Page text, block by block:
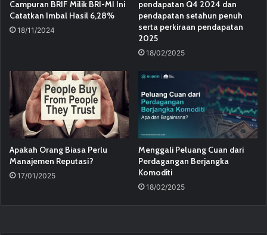
Campuran BRIF Milik BRI-MI Ini
Catatkan Imbal Hasil 6,28%
18/11/2024
pendapatan Q4 2024 dan
pendapatan setahun penuh
serta perkiraan pendapatan
2025
18/02/2025
Apakah Orang Biasa Perlu
Manajemen Reputasi?
17/01/2025
Menggali Peluang Cuan dari
Perdagangan Berjangka
Komoditi
18/02/2025